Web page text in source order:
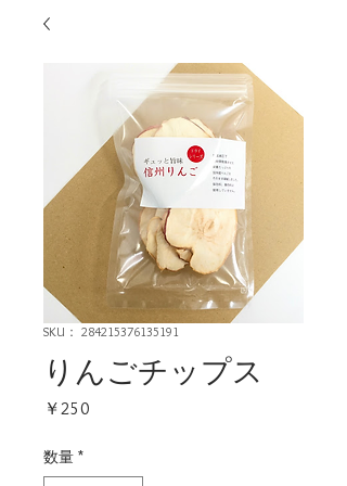
SKU： 284215376135191
りんごチップス
￥250
数量 *